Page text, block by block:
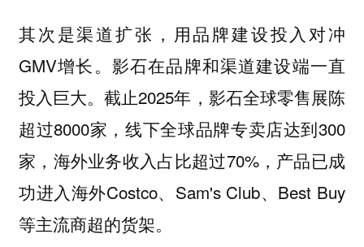
其次是渠道扩张，用品牌建设投入对冲
GMV增长。影石在品牌和渠道建设端一直
投入巨大。截止2025年，影石全球零售展陈
超过8000家，线下全球品牌专卖店达到300
家，海外业务收入占比超过70%，产品已成
功进入海外Costco、Sam's Club、Best Buy
等主流商超的货架。